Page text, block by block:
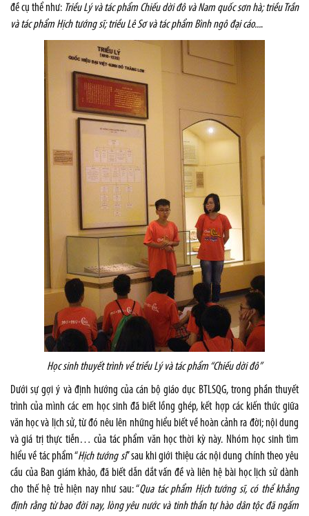
đề cụ thể như: Triều Lý và tác phẩm Chiếu dời đô và Nam quốc sơn hà; triều Trần
và tác phẩm Hịch tướng sĩ; triều Lê Sơ và tác phẩm Bình ngô đại cáo....
Học sinh thuyết trình về triều Lý và tác phẩm “Chiếu dời đô”
Dưới sự gợi ý và định hướng của cán bộ giáo dục BTLSQG, trong phần thuyết
trình của mình các em học sinh đã biết lồng ghép, kết hợp các kiến thức giữa
văn học và lịch sử, từ đó nêu lên những hiểu biết về hoàn cảnh ra đời; nội dung
và giá trị thực tiễn… của tác phẩm văn học thời kỳ này. Nhóm học sinh tìm
hiểu về tác phẩm “Hịch tướng sĩ” sau khi giới thiệu các nội dung chính theo yêu
cầu của Ban giám khảo, đã biết dẫn dắt vấn đề và liên hệ bài học lịch sử dành
cho thế hệ trẻ hiện nay như sau: “Qua tác phẩm Hịch tướng sĩ, có thể khẳng
định rằng từ bao đời nay, lòng yêu nước và tinh thần tự hào dân tộc đã ngấm